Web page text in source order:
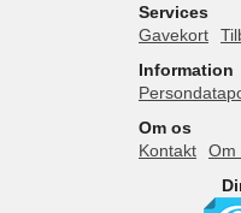
Services
Gavekort
Information
Om os
Kontakt
Om